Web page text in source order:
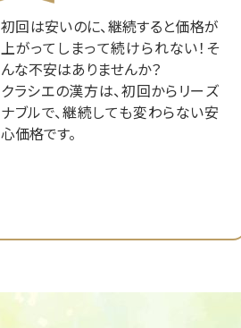
初回は安いのに、継続すると価格が
上がってしまって続けられない！そ
んな不安はありませんか？
クラシエの漢方は、初回からリーズ
ナブルで、継続しても変わらない安
心価格です。